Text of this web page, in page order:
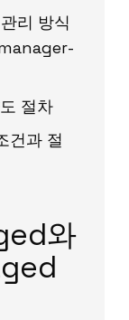
리 방식
절차
건과 절
와